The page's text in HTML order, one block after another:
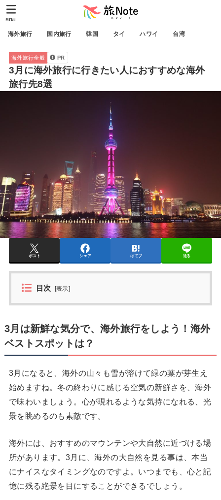
海外旅行 国内旅行 韓国 タイ ハワイ 台湾
MENU
海外旅行全般 PR
3月に海外旅行に行きたい人におすすめな海外
旅行先8選
ポスト シェア はてブ 送る
目次 [表示]
3月は新鮮な気分で、海外旅行をしよう！海外
ベストスポットは？
3月になると、海外の山々も雪が溶けて緑の葉が芽生え
始めますね。冬の終わりに感じる空気の新鮮さを、海外
で味わいましょう。心が現れるような気持になれる、光
景を眺めるのも素敵です。
海外には、おすすめのマウンテンや大自然に近づける場
所があります。3月に、海外の大自然を見る事は、本当
にナイスなタイミングなのですよ。いつまでも、心と記
憶に残る絶景を目にすることができるでしょう。